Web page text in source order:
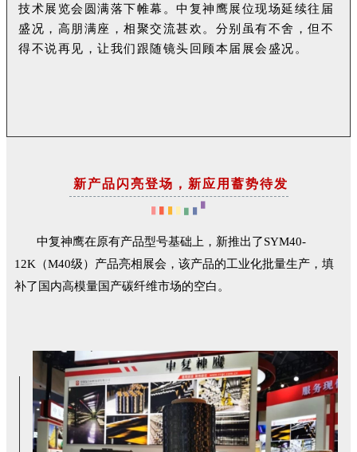
技术展览会圆满落下帷幕。 中复神鹰展位现场延续往届
盛况，高朋满座，相聚交流甚欢。分别虽有不舍，但不
得不说再见，让我们跟随镜头回顾本届展会盛况 。
新产品闪亮登场，新应用蓄势待发
中复神鹰在原有产品型号基础上，新推出了SYM40-
12K（M40级）产品亮相展会，该产品的工业化批量生产，填
补了国内高模量国产碳纤维市场的空白。